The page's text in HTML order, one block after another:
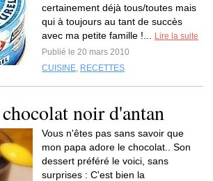
certainement déjà tous/toutes mais
qui à toujours au tant de succès
avec ma petite famille !...
Lire la suite
Publié le 20 mars 2010
CUISINE, RECETTES
noir d'antan
Vous n'êtes pas sans savoir que
mon papa adore le chocolat.. Son
dessert préféré le voici, sans
surprises : C'est bien la